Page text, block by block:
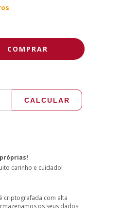
CALCULAR
carinho e cuidado!
criptografada com alta
os seus dados